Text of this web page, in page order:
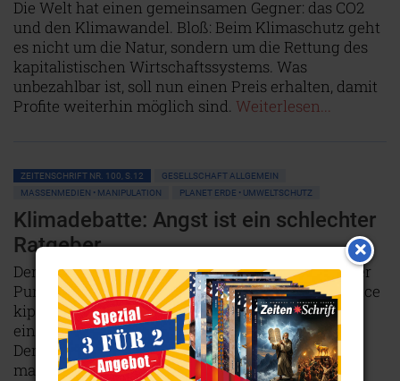
Die Welt hat einen gemeinsamen Gegner: das CO2
und den Klimawandel. Bloß: Beim Klimaschutz geht
es nicht um die Natur, sondern um die Rettung des
kapitalistischen Wirtschaftssystems. Was
unbezahlbar ist, soll nun einen Preis erhalten, damit
Profite weiterhin möglich sind. Weiterlesen...
ZEITENSCHRIFT NR. 100, S.12
GESELLSCHAFT ALLGEMEIN
MASSENMEDIEN • MANIPULATION
PLANET ERDE • UMWELTSCHUTZ
Klimadebatte: Angst ist ein schlechter
Ratgeber
Der Erde geht es nicht gut. Und irgendwann ist der
Punkt vielleicht tatsächlich erreicht, wo die Balance
kippt und es uns selbst an den Kragen geht. Doch
einfach in Panik zu verfallen ist der falsche Weg.
Denn der Welt mangelt es nicht an Angst, es
mangelt ihr an Liebe.